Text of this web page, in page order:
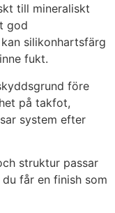
till mineraliskt
god
silikonhartsfärg
fukt.
före
på takfot,
system efter
struktur passar
får en finish som